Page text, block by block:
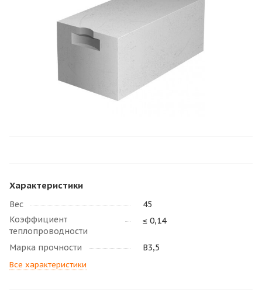
Характеристики
Вес
45
Коэффициент
теплопроводности
≤ 0,14
Марка прочности В3,5
Все характеристики